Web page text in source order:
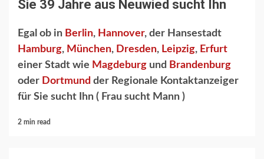
Sie 39 Jahre aus Neuwied sucht Ihn
Egal ob in Berlin, Hannover, der Hansestadt
Hamburg, München, Dresden, Leipzig, Erfurt
einer Stadt wie Magdeburg und Brandenburg
oder Dortmund der Regionale Kontaktanzeiger
für Sie sucht Ihn ( Frau sucht Mann )
2 min read